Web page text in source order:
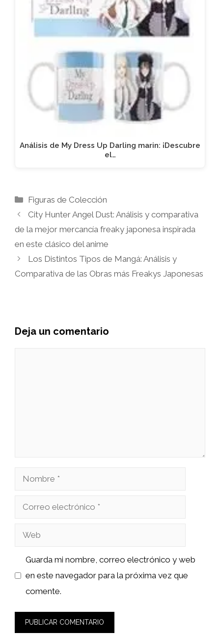
Análisis de My Dress Up Darling marin: ¡Descubre
el…
Categorías
Figuras de Colección
City Hunter Angel Dust: Análisis y comparativa
de la mejor mercancía freaky japonesa inspirada
en este clásico del anime
Los Distintos Tipos de Mangá: Análisis y
Comparativa de las Obras más Freakys Japonesas
Deja un comentario
Nombre
Correo
Web
Guarda mi nombre, correo electrónico y web
en este navegador para la próxima vez que
comente.